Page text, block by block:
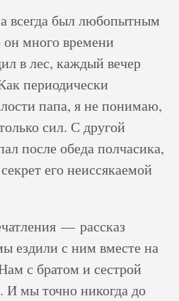
всегда был любопытным
много времени
в лес, каждый вечер
периодически
папа, я не понимаю,
сил. С другой
после обеда полчасика,
его неиссякаемой
— рассказ
ездили с ним вместе на
с братом и сестрой
И мы точно никогда до